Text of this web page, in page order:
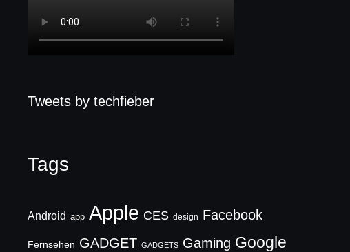
Tweets by techfieber
Tags
Android app Apple CES design Facebook
Fernsehen GADGET GADGETS Gaming Google